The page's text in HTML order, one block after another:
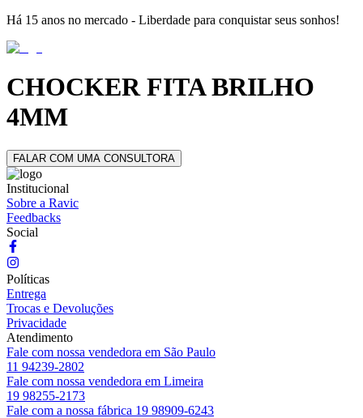
Há 15 anos no mercado - Liberdade para conquistar seus sonhos!
CHOCKER FITA BRILHO
4MM
FALAR COM UMA CONSULTORA
Institucional
Sobre a Ravic
Feedbacks
Social
Políticas
Entrega
Trocas e Devoluções
Privacidade
Atendimento
Fale com nossa vendedora em São Paulo
11 94239-2802
Fale com nossa vendedora em Limeira
19 98255-2173
Fale com a nossa fábrica 19 98909-6243